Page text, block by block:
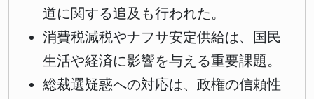
道に関する追及も行われた。
消費税減税やナフサ安定供給は、国民
生活や経済に影響を与える重要課題。
総裁選疑惑への対応は、政権の信頼性